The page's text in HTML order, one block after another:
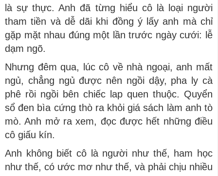
là sự thực. Anh đã từng hiểu cô là loại người
tham tiền và dễ dãi khi đồng ý lấy anh mà chỉ
gặp mặt nhau đúng một lần trước ngày cưới: lễ
dạm ngõ.
Nhưng đêm qua, lúc cô về nhà ngoại, anh mất
ngủ, chẳng ngủ được nên ngồi dậy, pha ly cà
phê rồi ngồi bên chiếc lap quen thuộc. Quyển
sổ đen bìa cứng thò ra khỏi giá sách làm anh tò
mò. Anh mở ra xem, đọc được hết những điều
cô giấu kín.
Anh không biết cô là người như thế, ham học
như thế, có ước mơ như thế, và phải chịu nhiều